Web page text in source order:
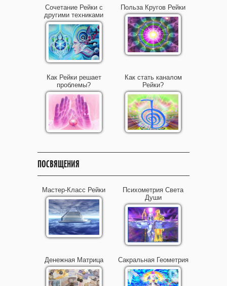
Сочетание Рейки с
другими техниками
Польза Кругов Рейки
Как Рейки решает
проблемы?
Как стать каналом
Рейки?
ПОСВЯЩЕНИЯ
Мастер-Класс Рейки
Психометрия Света
Души
Денежная Матрица Сакральная Геометрия